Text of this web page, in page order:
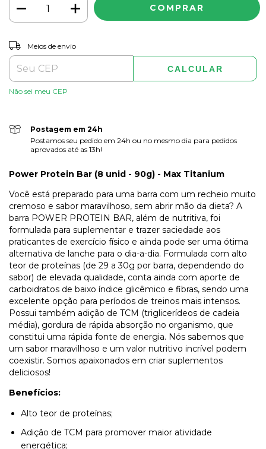
Entregas para o CEP:
Meios de envio
CALCULAR
Não sei meu CEP
Postagem em 24h
Postamos seu pedido em 24h ou no mesmo dia para pedidos
aprovados até as 13h!
Power Protein Bar (8 unid - 90g) - Max Titanium
Você está preparado para uma barra com um recheio muito
cremoso e sabor maravilhoso, sem abrir mão da dieta? A
barra POWER PROTEIN BAR, além de nutritiva, foi
formulada para suplementar e trazer saciedade aos
praticantes de exercício físico e ainda pode ser uma ótima
alternativa de lanche para o dia-a-dia. Formulada com alto
teor de proteínas (de 29 a 30g por barra, dependendo do
sabor) de elevada qualidade, conta ainda com aporte de
carboidratos de baixo índice glicêmico e fibras, sendo uma
excelente opção para períodos de treinos mais intensos.
Possui também adição de TCM (triglicerídeos de cadeia
média), gordura de rápida absorção no organismo, que
constitui uma rápida fonte de energia. Nós sabemos que
um sabor maravilhoso e um valor nutritivo incrível podem
coexistir. Somos apaixonados em criar suplementos
deliciosos!
Benefícios:
Alto teor de proteínas;
Adição de TCM para promover maior atividade
energética;